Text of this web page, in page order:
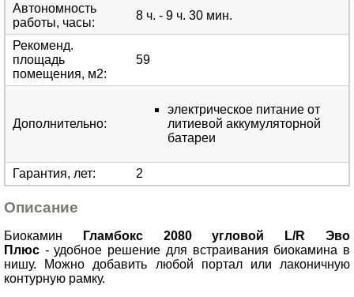
Автономность
работы, часы:
8 ч. - 9 ч. 30 мин.
Рекоменд.
площадь
помещения, м2:
59
Дополнительно:
электрическое питание от
литиевой аккумуляторной
батареи
Гарантия, лет: 2
Описание
Биокамин
Гламбокс 2080 угловой L/R Эво
Плюс - удобное решение для встраивания биокамина в
нишу. Можно добавить любой портал или лаконичную
контурную рамку.